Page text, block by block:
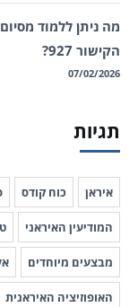
מה ניתן ללמוד
הקישור 927?
07/02/2026
תגיות
איראן כוח קודס
המודיעין האיראני
מבצעים מיוחדים
האופוזיציה האיראנית